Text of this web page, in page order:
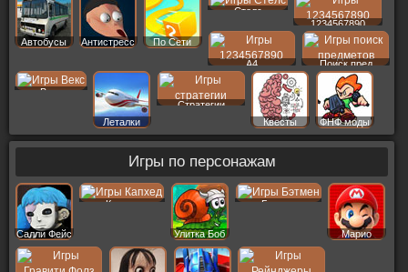
Автобусы Антистресс По Сети
Стелс
1234567890
A4 Поиск пред
Векс
Леталки
Стратегии
Квесты
ФНФ моды
Игры по персонажам
Салли Фейс
Капхед
Улитка Боб
Бэтмен
Марио